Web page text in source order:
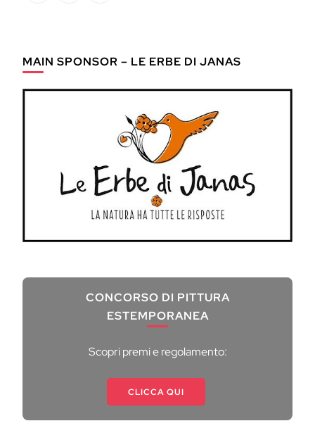
MAIN SPONSOR – LE ERBE DI JANAS
CONCORSO DI PITTURA
ESTEMPORANEA
Scopri premi e regolamento:
CLICCA QUI